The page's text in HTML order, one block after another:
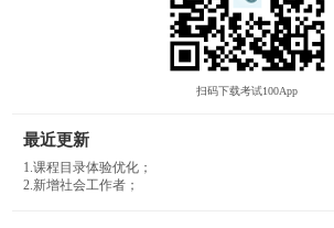
扫码下载考试100App
最近更新
1.课程目录体验优化；
2.新增社会工作者；